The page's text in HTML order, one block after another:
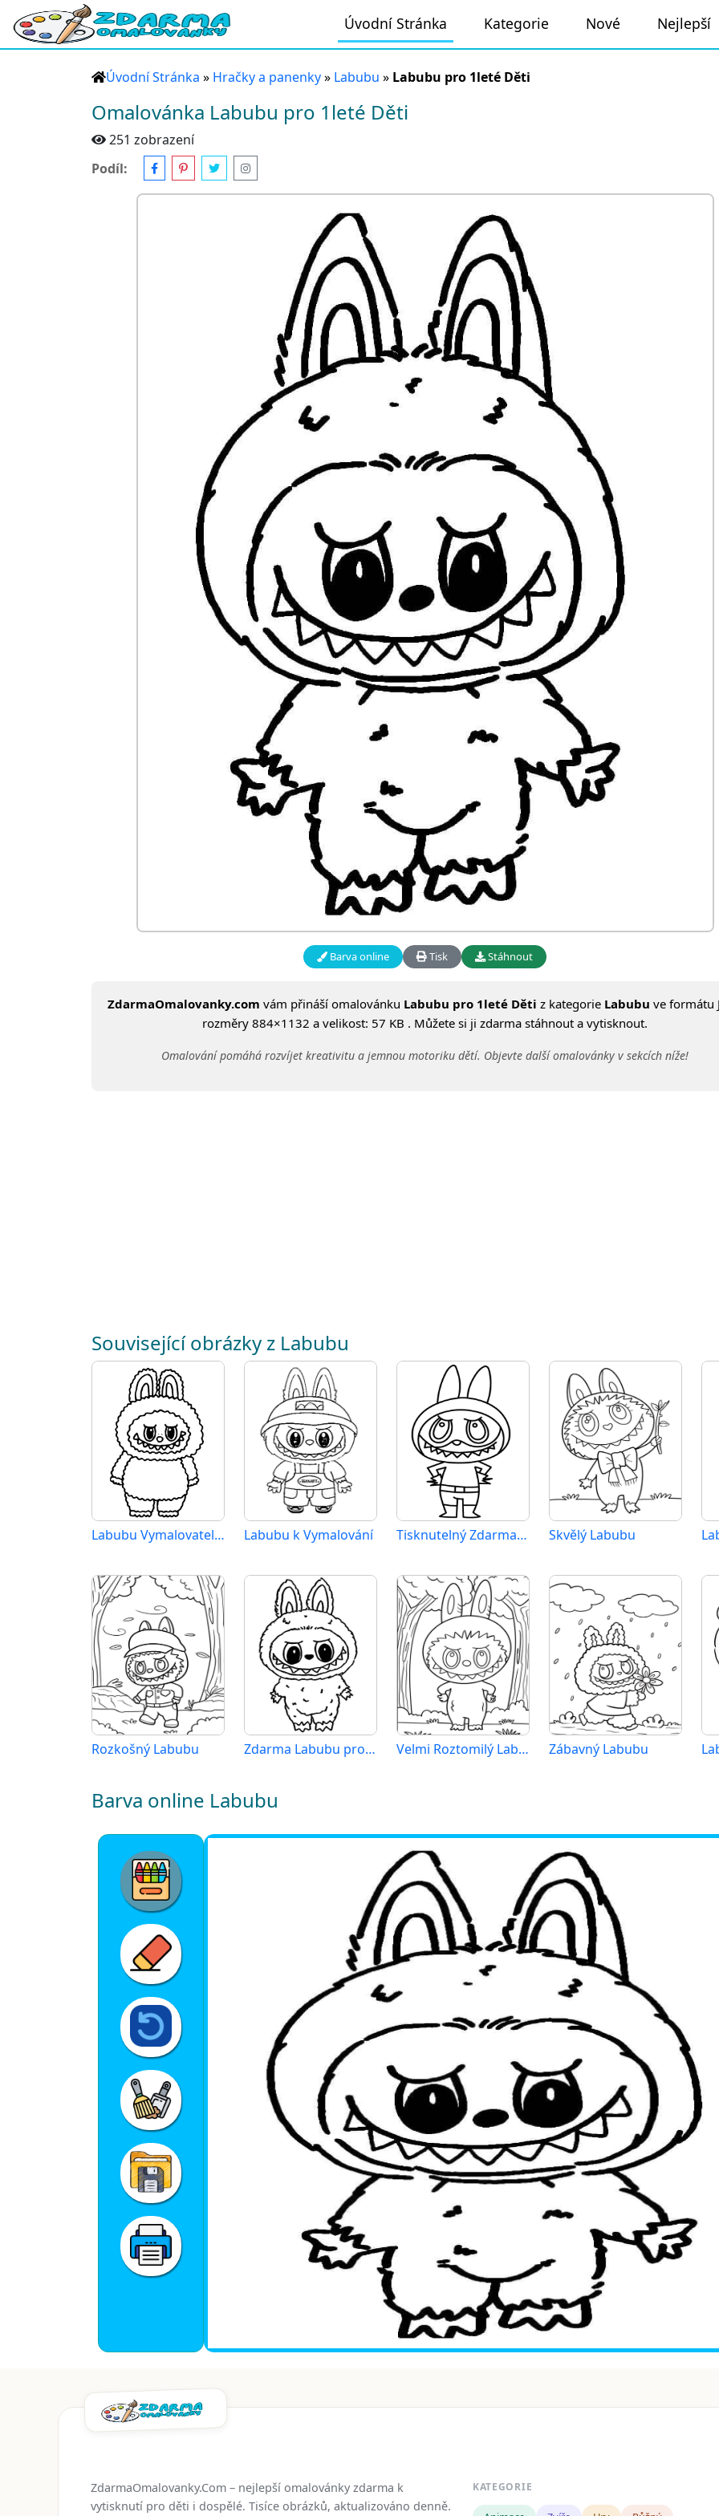
Úvodní Stránka Kategorie Nové Nejlepší
Úvodní Stránka » Hračky a panenky» Labubu » Labubu pro 1leté Děti
Omalovánka Labubu pro 1leté Děti
251 zobrazení
Podíl:
Barva online Tisk Stáhnout
ZdarmaOmalovanky.com vám přináší omalovánku Labubu pro 1leté Děti z kategorie Labubu ve formátu
rozměry 884×1132 a velikost: 57 KB . Můžete si ji zdarma stáhnout a vytisknout.
Omalování pomáhá rozvíjet kreativitu a jemnou motoriku dětí. Objevte další omalovánky v sekcích níže!
Související obrázky z Labubu
Labubu Vymalovatelné pro Děti Labubu k Vymalování Tisknutelný Zdarma Labubu Skvělý Labubu
Rozkošný Labubu Zdarma Labubu pro Malé Děti Velmi Roztomilý Labubu Zábavný Labubu
Barva online Labubu
ZdarmaOmalovanky.Com – nejlepší omalovánky zdarma k
vytisknutí pro děti i dospělé. Tisíce obrázků, aktualizováno denně.
KATEGORIE